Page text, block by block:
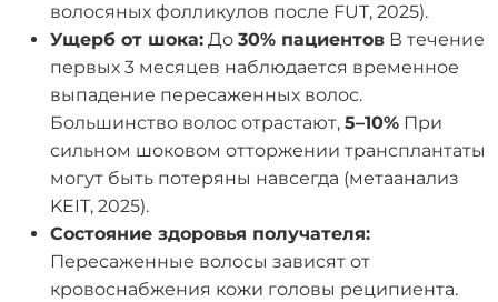
волосяных фолликулов после FUT, 2025).
Ущерб от шока: До 30% пациентов В течение
первых 3 месяцев наблюдается временное
выпадение пересаженных волос.
Большинство волос отрастают, 5–10% При
сильном шоковом отторжении трансплантаты
могут быть потеряны навсегда (метаанализ
KEIT, 2025).
Состояние здоровья получателя:
Пересаженные волосы зависят от
кровоснабжения кожи головы реципиента.